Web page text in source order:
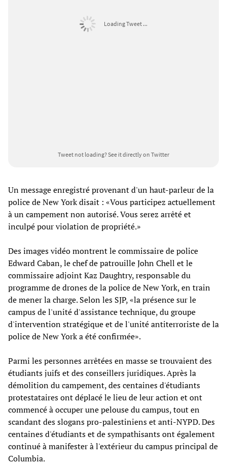
Loading Tweet ...
Tweet not loading?See it directly on Twitter
Un message enregistré provenant d'un haut-parleur de la
police de New York disait : «Vous participez actuellement
à un campement non autorisé. Vous serez arrêté et
inculpé pour violation de propriété.»
Des images vidéo montrent le commissaire de police
Edward Caban, le chef de patrouille John Chell et le
commissaire adjoint Kaz Daughtry, responsable du
programme de drones de la police de New York, en train
de mener la charge. Selon les SJP, «la présence sur le
campus de l'unité d'assistance technique, du groupe
d'intervention stratégique et de l'unité antiterroriste de la
police de New York a été confirmée».
Parmi les personnes arrêtées en masse se trouvaient des
étudiants juifs et des conseillers juridiques. Après la
démolition du campement, des centaines d'étudiants
protestataires ont déplacé le lieu de leur action et ont
commencé à occuper une pelouse du campus, tout en
scandant des slogans pro-palestiniens et anti-NYPD. Des
centaines d'étudiants et de sympathisants ont également
continué à manifester à l'extérieur du campus principal de
Columbia.